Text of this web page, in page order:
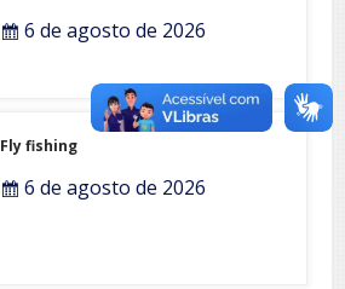
6 de agosto de 2026
Fly fishing
6 de agosto de 2026